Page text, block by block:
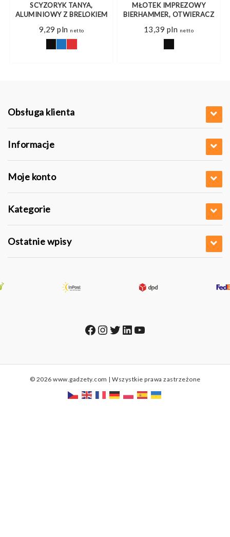
SCYZORYK TANYA,
ALUMINIOWY Z BRELOKIEM
9,29 pln netto
MŁOTEK IMPREZOWY
BIERHAMMER, OTWIERACZ
13,39 pln netto
Obsługa klienta
Informacje
Moje konto
Kategorie
Ostatnie wpisy
Facebook
Instagram
Twitter
LinkedIn
YouTube
© 2026 www.gadzety.com | Wszystkie prawa zastrzeżone